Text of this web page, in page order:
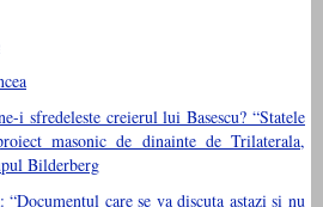
i sfredeleste creierul lui Basescu? “Statele
masonic de dinainte de Trilaterala,
Bilderberg
“Documentul care se va discuta astazi si nu